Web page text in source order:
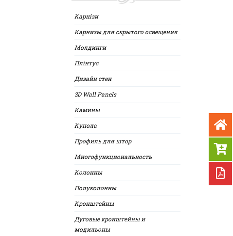
Карнізи
Карнизы для скрытого освещения
Молдинги
Плінтус
Дизайн стен
3D Wall Panels
Камины
Купола
Профиль для штор
Многофункциональность
Колонны
Полуколонны
Кронштейны
Дуговые кронштейны и
модильоны